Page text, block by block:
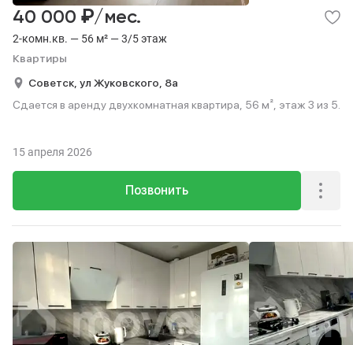
2-комн.кв. — 56 м² — 3/5 этаж
Квартиры
40 000 ₽/мес.
Советск, ул Жуковского, 8а
Сдается в аренду двухкомнатная квартира, 56 м², этаж 3 из 5.
Позвонить
15 апреля 2026